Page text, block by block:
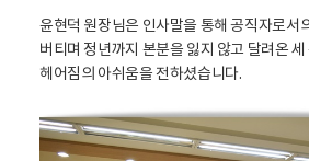
윤현덕 원장님은 인사말을 통해 공직자로서
버티며 정년까지 본분을 잃지 않고 달려온
헤어짐의 아쉬움을 전하셨습니다.